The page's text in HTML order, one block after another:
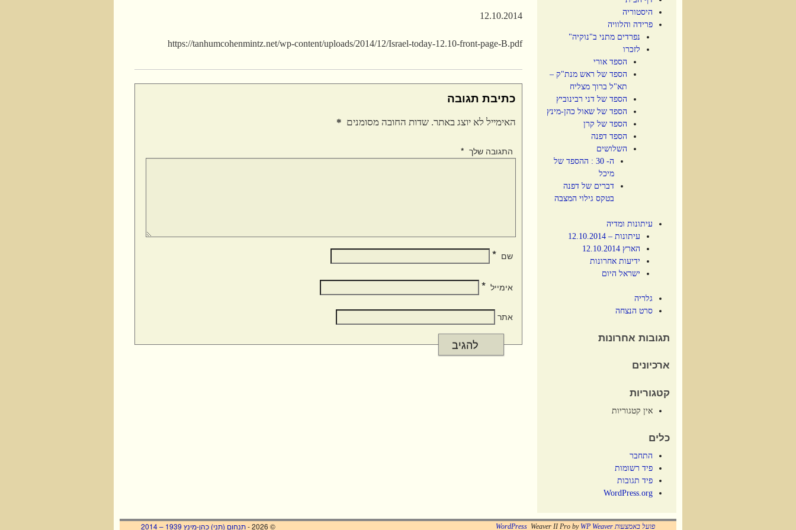
12.10.2014
https://tanhumcohenmintz.net/wp-content/uploads/2014/12/Israel-today-12.10-front-page-B.pdf
כתיבת תגובה
האימייל לא יוצג באתר. שדות החובה מסומנים *
התגובה שלך *
שם *
אימייל *
אתר
היסטוריה
פרידה והלוויה
נפרדים מתני ב"נוקיה"
לזכרו
הספד אורי
הספד של ראש מנת"ק –
תא"ל ברוך מצליח
הספד של דני רבינוביץ
הספד של שאול כהן-מינץ
הספד של קרן
הספד דפנה
השלושים
ה- 30 : ההספד של
מיכל
דברים של דפנה
בטקס גילוי המצבה
עיתונות ומדיה
עיתונות – 12.10.2014
הארץ 12.10.2014
ידיעות אחרונות
ישראל היום
גלריה
סרט הנצחה
תגובות אחרונות
ארכיונים
קטגוריות
אין קטגוריות
כלים
התחבר
פיד רשומות
פיד תגובות
WordPress.org
© 2026 - תנחום (תני) כהן-מינץ 1939 – 2014 פועל באמצעות WordPress Weaver II Pro by WP Weaver